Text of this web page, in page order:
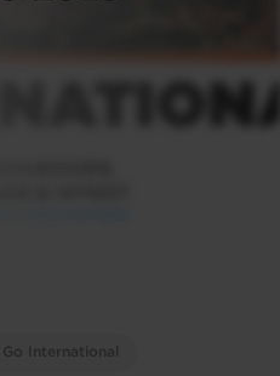
Go International